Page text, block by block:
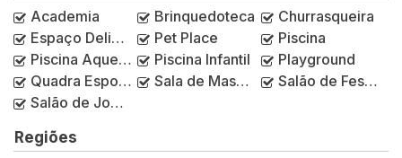
Academia
Brinquedoteca
Churrasqueira
Espaço Delivery
Pet Place
Piscina
Piscina Aquecida
Piscina Infantil
Playground
Quadra Esportiva
Sala de Massagem
Salão de Festas
Salão de Jogos
Regiões